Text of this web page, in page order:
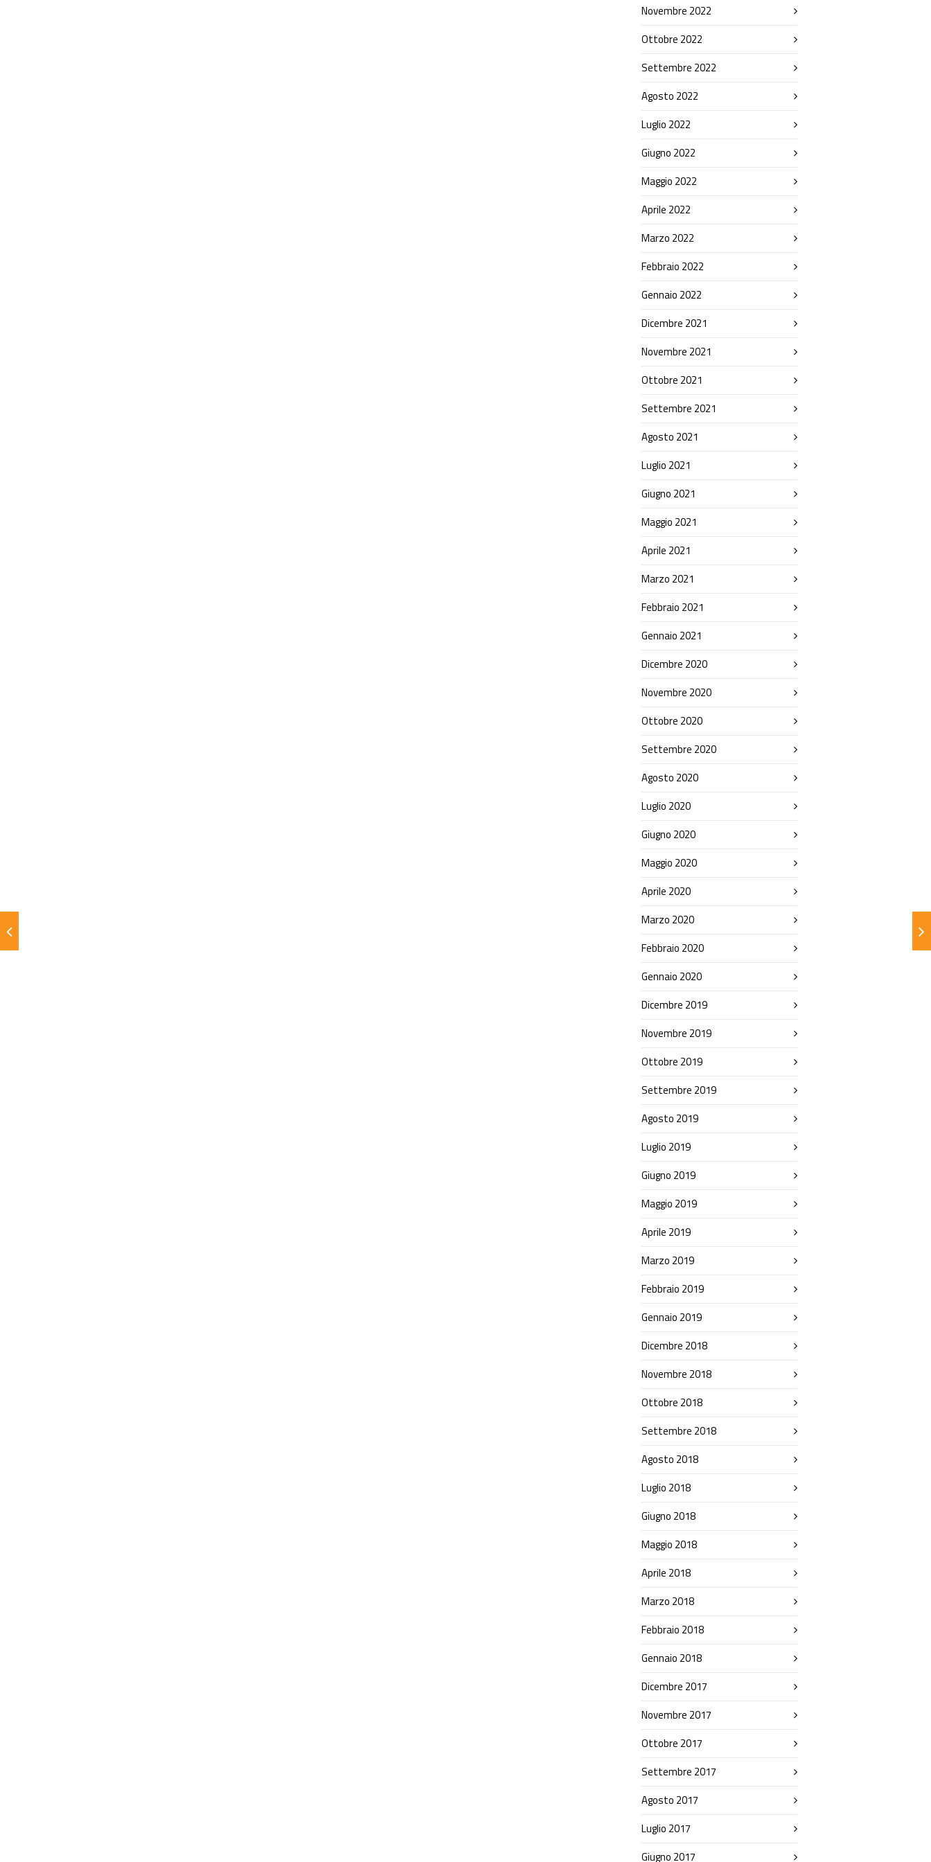
Novembre 2022
Ottobre 2022
Settembre 2022
Agosto 2022
Luglio 2022
Giugno 2022
Maggio 2022
Aprile 2022
Marzo 2022
Febbraio 2022
Gennaio 2022
Dicembre 2021
Novembre 2021
Ottobre 2021
Settembre 2021
Agosto 2021
Luglio 2021
Giugno 2021
Maggio 2021
Aprile 2021
Marzo 2021
Febbraio 2021
Gennaio 2021
Dicembre 2020
Novembre 2020
Ottobre 2020
Settembre 2020
Agosto 2020
Luglio 2020
Giugno 2020
Maggio 2020
Aprile 2020
Marzo 2020
Febbraio 2020
Gennaio 2020
Dicembre 2019
Novembre 2019
Ottobre 2019
Settembre 2019
Agosto 2019
Luglio 2019
Giugno 2019
Maggio 2019
Aprile 2019
Marzo 2019
Febbraio 2019
Gennaio 2019
Dicembre 2018
Novembre 2018
Ottobre 2018
Settembre 2018
Agosto 2018
Luglio 2018
Giugno 2018
Maggio 2018
Aprile 2018
Marzo 2018
Febbraio 2018
Gennaio 2018
Dicembre 2017
Novembre 2017
Ottobre 2017
Settembre 2017
Agosto 2017
Luglio 2017
Giugno 2017